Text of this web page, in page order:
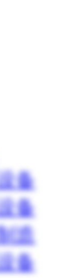
备
备
造
备